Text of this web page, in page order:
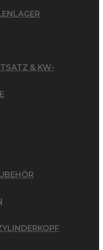
& KW-